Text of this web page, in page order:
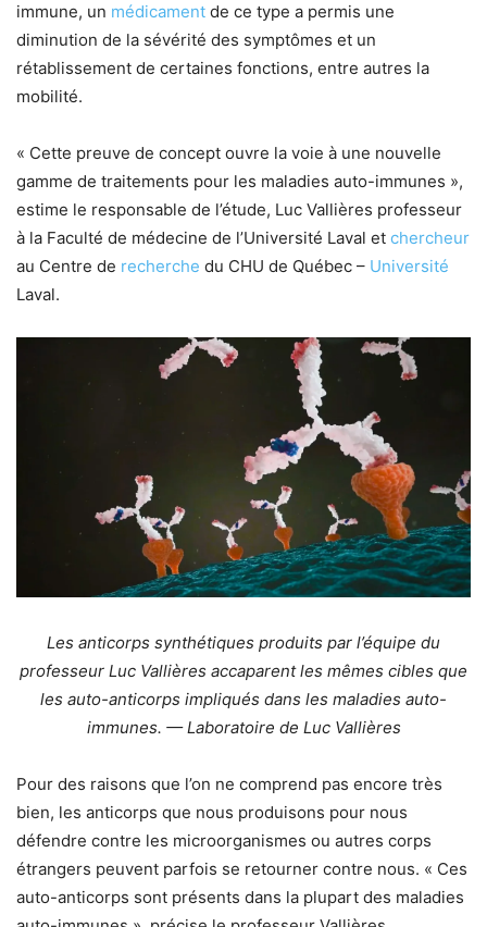
immune, un médicament de ce type a permis une
diminution de la sévérité des symptômes et un
rétablissement de certaines fonctions, entre autres la
mobilité.
« Cette preuve de concept ouvre la voie à une nouvelle
gamme de traitements pour les maladies auto-immunes »,
estime le responsable de l’étude, Luc Vallières professeur
à la Faculté de médecine de l’Université Laval et chercheur
au Centre de recherche du CHU de Québec – Université
Laval.
Les anticorps synthétiques produits par l’équipe du
professeur Luc Vallières accaparent les mêmes cibles que
les auto-anticorps impliqués dans les maladies auto-
immunes. — Laboratoire de Luc Vallières
Pour des raisons que l’on ne comprend pas encore très
bien, les anticorps que nous produisons pour nous
défendre contre les microorganismes ou autres corps
étrangers peuvent parfois se retourner contre nous. « Ces
auto-anticorps sont présents dans la plupart des maladies